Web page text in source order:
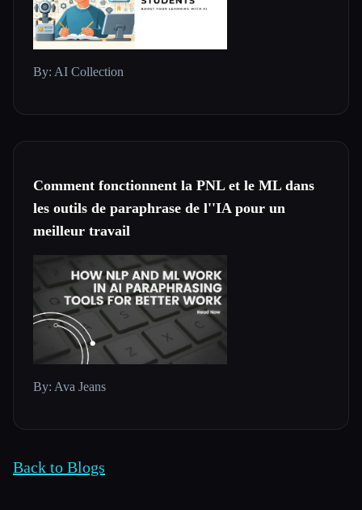
By: AI Collection
Comment fonctionnent la PNL et le ML dans
les outils de paraphrase de l''IA pour un
meilleur travail
By: Ava Jeans
Back to Blogs